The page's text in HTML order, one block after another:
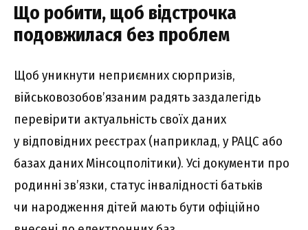
Що робити, щоб відстрочка
подовжилася без проблем
Щоб уникнути неприємних сюрпризів,
військовозобов’язаним радять заздалегідь
перевірити актуальність своїх даних
у відповідних реєстрах (наприклад, у РАЦС або
базах даних Мінсоцполітики). Усі документи про
родинні зв’язки, статус інвалідності батьків
чи народження дітей мають бути офіційно